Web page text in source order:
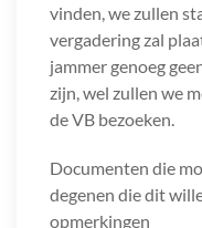
vinden, we zullen
vergadering zal
jammer genoeg
zijn, wel zullen we
de VB bezoeken.
Documenten die
degenen die dit
opmerkingen